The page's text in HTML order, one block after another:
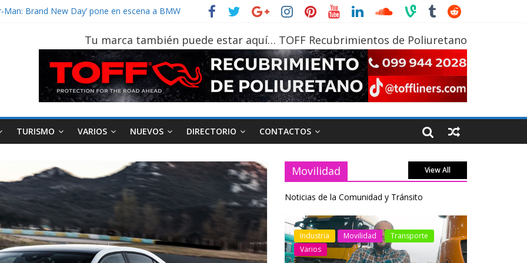
gana protagonismo a la hora de decidir
tu vehículo si permanece varios días sin usar?
edición 47ª, recorre 7 provincias en 8 días
Bolden para cubrir las rutas de La Vuelta
Tu marca también puede estar aquí… TOFF Recubrimientos de Poliuretano
TURISMO VARIOS NUEVOS DIRECTORIO CONTACTOS
Movilidad View All
Noticias de la Comunidad y Tránsito
Varios
AEADE Industria Motociclismo
Movilidad
Industria Movilidad
Transporte
Varios